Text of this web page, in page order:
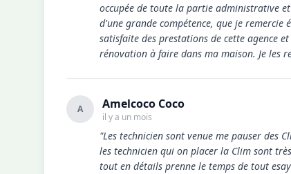
occupée de toute la partie administrative
d'une grande compétence, que je
satisfaite des prestations de cette agence
rénovation à faire dans ma maison. Je les
A Amelcoco Coco
il y a un mois
"Les technicien sont venue me pauser des
les technicien qui on placer la Clim sont
tout en détails prenne le temps de tout